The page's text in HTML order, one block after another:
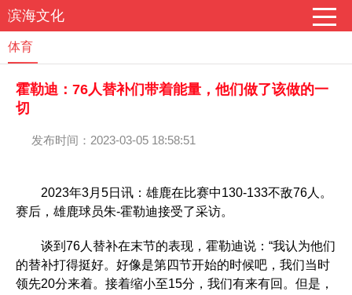
滨海文化
体育
霍勒迪：76人替补们带着能量，他们做了该做的一
切
发布时间：2023-03-05 18:58:51
2023年3月5日讯：雄鹿在比赛中130-133不敌76人。
赛后，雄鹿球员朱-霍勒迪接受了采访。
谈到76人替补在末节的表现，霍勒迪说：“我认为他们
的替补打得挺好。好像是第四节开始的时候吧，我们当时
领先20分来着。接着缩小至15分，我们有来有回。但是，